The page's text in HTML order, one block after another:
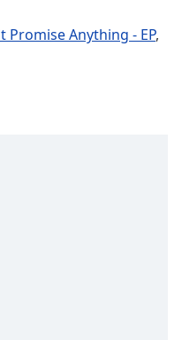
Promise Anything - EP,